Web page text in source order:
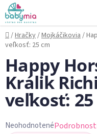
Prejsť
na
obsah
Domov
/Hračky/Mojkáčikovia/
veľkosť: 25 cm
Happy
Králik
veľkosť:
Neohodnotené